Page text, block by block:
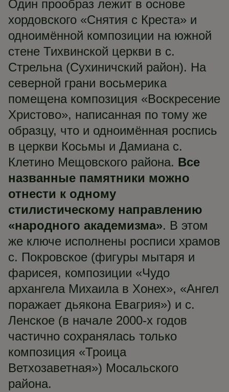
Один прообраз лежит в основе
хордовского «Снятия с Креста» и
одноимённой композиции на южной
стене Тихвинской церкви в с.
Стрельна (Сухиничский район). На
северной грани восьмерика
помещена композиция «Воскресение
Христово», написанная по тому же
образцу, что и одноимённая роспись
в церкви Косьмы и Дамиана с.
Клетино Мещовского района. Все
названные памятники можно
отнести к одному
стилистическому направлению
«народного академизма». В этом
же ключе исполнены росписи храмов
с. Покровское (фигуры мытаря и
фарисея, композиции «Чудо
архангела Михаила в Хонех», «Ангел
поражает дьякона Евагрия») и с.
Ленское (в начале 2000-х годов
частично сохранялась только
композиция «Троица
Ветхозаветная») Мосальского
района.